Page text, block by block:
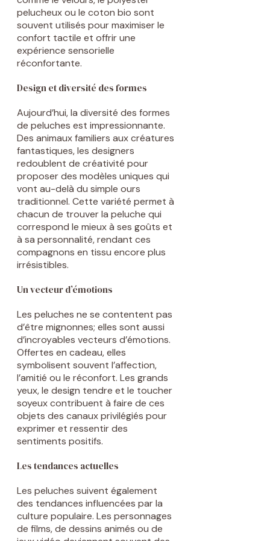
pelucheux ou le coton bio sont
souvent utilisés pour maximiser le
confort tactile et offrir une
expérience sensorielle
réconfortante.
Design et diversité des formes
Aujourd’hui, la diversité des formes
de peluches est impressionnante.
Des animaux familiers aux créatures
fantastiques, les designers
redoublent de créativité pour
proposer des modèles uniques qui
vont au-delà du simple ours
traditionnel. Cette variété permet à
chacun de trouver la peluche qui
correspond le mieux à ses goûts et
à sa personnalité, rendant ces
compagnons en tissu encore plus
irrésistibles.
Un vecteur d’émotions
Les peluches ne se contentent pas
d’être mignonnes; elles sont aussi
d’incroyables vecteurs d’émotions.
Offertes en cadeau, elles
symbolisent souvent l’affection,
l’amitié ou le réconfort. Les grands
yeux, le design tendre et le toucher
soyeux contribuent à faire de ces
objets des canaux privilégiés pour
exprimer et ressentir des
sentiments positifs.
Les tendances actuelles
Les peluches suivent également
des tendances influencées par la
culture populaire. Les personnages
de films, de dessins animés ou de